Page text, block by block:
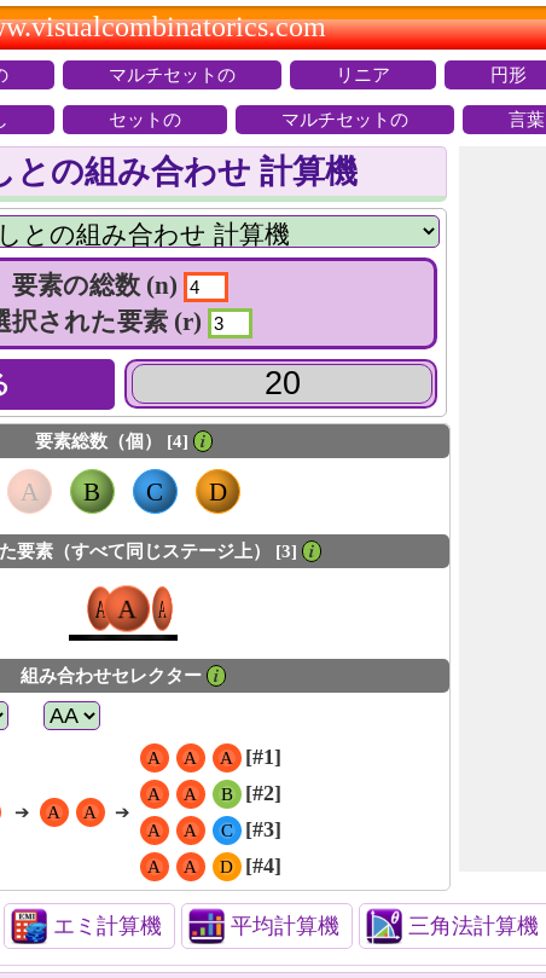
マルチセットの リニア 円形
セットの マルチセットの 言葉
との組み合わせ 計算機
要素の総数 (n)
択された要素 (r)
要素総数（個） [4] 𝒊
A B C D
要素（すべて同じステージ上） [3] 𝒊
A
A
組み合わせセレクター 𝒊
➔ A A ➔
A A A [#1]
A A B [#2]
A A C [#3]
A A D [#4]
エミ計算機 平均計算機 三角法計算機